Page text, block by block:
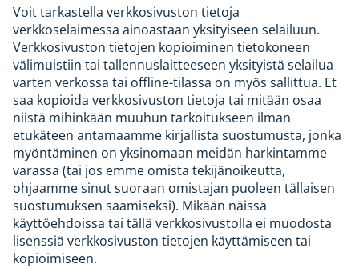
Voit tarkastella verkkosivuston tietoja
verkkoselaimessa ainoastaan yksityiseen selailuun.
Verkkosivuston tietojen kopioiminen tietokoneen
välimuistiin tai tallennuslaitteeseen yksityistä selailua
varten verkossa tai offline-tilassa on myös sallittua. Et
saa kopioida verkkosivuston tietoja tai mitään osaa
niistä mihinkään muuhun tarkoitukseen ilman
etukäteen antamaamme kirjallista suostumusta, jonka
myöntäminen on yksinomaan meidän harkintamme
varassa (tai jos emme omista tekijänoikeutta,
ohjaamme sinut suoraan omistajan puoleen tällaisen
suostumuksen saamiseksi). Mikään näissä
käyttöehdoissa tai tällä verkkosivustolla ei muodosta
lisenssiä verkkosivuston tietojen käyttämiseen tai
kopioimiseen.